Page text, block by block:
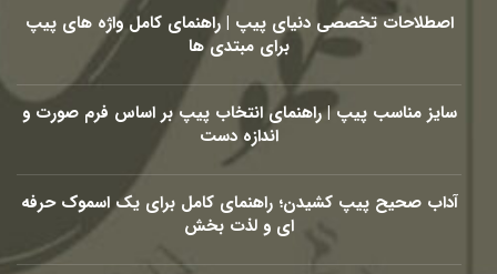
اصطلاحات تخصصی دنیای پیپ | راهنمای کامل واژه های پیپ
برای مبتدی ها
سایز مناسب پیپ | راهنمای انتخاب پیپ بر اساس فرم صورت و
اندازه دست
آداب صحیح پیپ کشیدن؛ راهنمای کامل برای یک اسموک حرفه
ای و لذت بخش